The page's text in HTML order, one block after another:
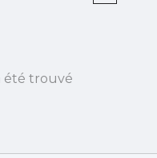
été trouvé